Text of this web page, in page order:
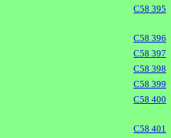
C58 395
C58 396
C58 397
C58 398
C58 399
C58 400
C58 401